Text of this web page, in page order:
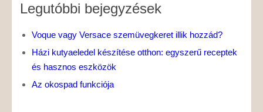
Legutóbbi bejegyzések
Voque vagy Versace szemüvegkeret illik hozzád?
Házi kutyaeledel készítése otthon: egyszerű receptek
és hasznos eszközök
Az okospad funkciója